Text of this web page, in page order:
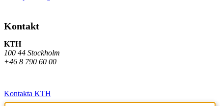
Kontakt
KTH
100 44 Stockholm
+46 8 790 60 00
Kontakta KTH